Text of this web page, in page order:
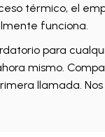
térmico, el
funciona.
para
mismo.
llamada.